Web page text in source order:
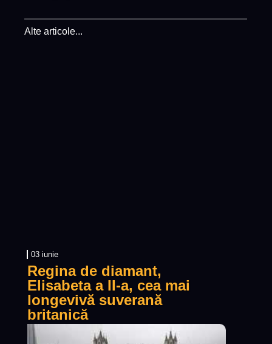
03 iunie
Regina de diamant,
Elisabeta a II-a, cea mai
longevivă suverană
britanică